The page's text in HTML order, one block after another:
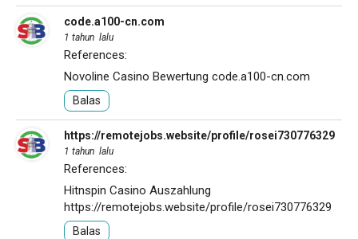
code.a100-cn.com
1 tahun lalu
References:
Novoline Casino Bewertung code.a100-cn.com
Balas
https://remotejobs.website/profile/rosei730776329
1 tahun lalu
References:
Hitnspin Casino Auszahlung
https://remotejobs.website/profile/rosei730776329
Balas